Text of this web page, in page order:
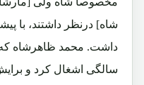
شاه] درنظر داشتند، با
داشت. محمد ظاهرشاه
سالگی اشغال کرد و